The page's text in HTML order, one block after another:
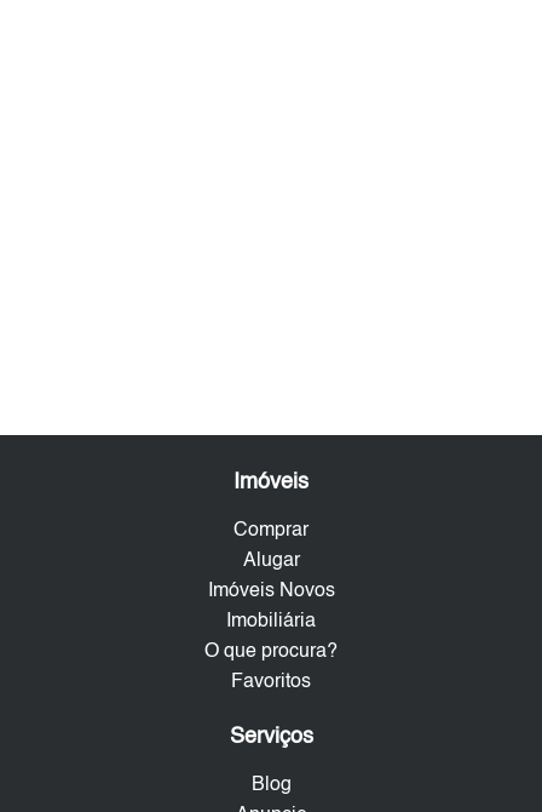
Imóveis
Comprar
Alugar
Imóveis Novos
Imobiliária
O que procura?
Favoritos
Serviços
Blog